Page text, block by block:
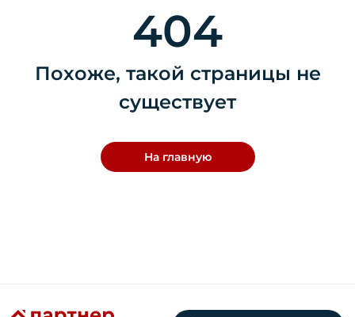
404
Похоже, такой страницы не
существует
На главную